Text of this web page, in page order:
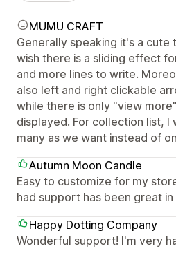
MUMU CRAFT
Generally speaking it's a cute
wish there is a sliding effect
and more lines to write.
also left and right clickable
while there is only "view
displayed. For collection list, I
many as we want instead of
Autumn Moon Candle
Easy to customize for my
had support has been great
Happy Dotting Company
Wonderful support! I'm very